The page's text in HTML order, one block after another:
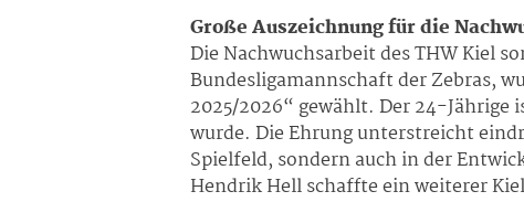
Große Auszeichnung für die
Die Nachwuchsarbeit des THW Kiel
Bundesligamannschaft der Zebras,
2025/2026“ gewählt. Der 24-Jährige
wurde. Die Ehrung unterstreicht
Spielfeld, sondern auch in der
Hendrik Hell schaffte ein weiterer